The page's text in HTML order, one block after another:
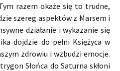
razem okaże się to trudne,
szereg aspektów z Marsem i
działanie i wykazanie się
dojdzie do pełni Księżyca w
zdrowiu i wzbudzi emocje.
Słońca do Saturna skłoni